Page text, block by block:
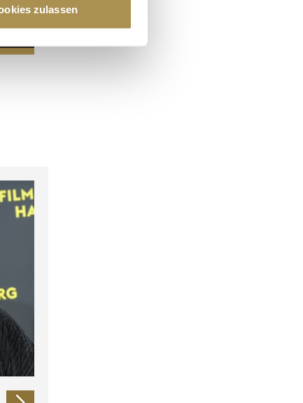
im
anbieten zu können
diese Informationen
Ihrer Nutzung
zulassen